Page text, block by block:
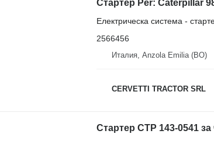
Електрическа система -
2566456
Италия, Anzola Emilia (BO)
CERVETTI TRACTOR SRL